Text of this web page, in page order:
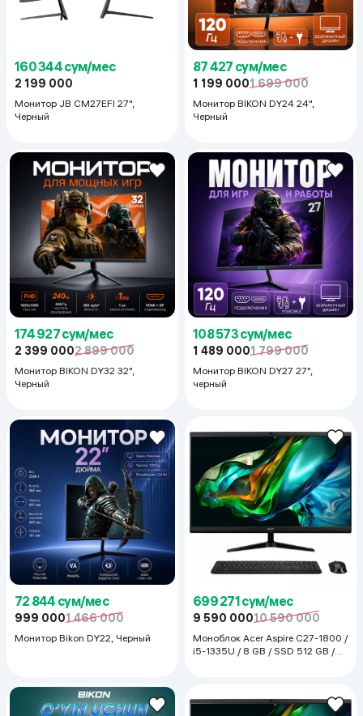
160 344 сум/мес
2 199 000
Монитор JB CM27EFI 27",
Черный
87 427 сум/мес
1 199 0001 699 000
Монитор BIKON DY24 24",
Черный
174 927 сум/мес
2 399 0002 899 000
Монитор BIKON DY32 32",
Черный
108 573 сум/мес
1 489 0001 799 000
Монитор BIKON DY27 27",
черный
72 844 сум/мес
999 0001 466 000
Монитор Bikon DY22, Черный
699 271 сум/мес
9 590 00010 590 000
Моноблок Acer Aspire C27-1800 /
i5-1335U / 8 GB / SSD 512 GB /